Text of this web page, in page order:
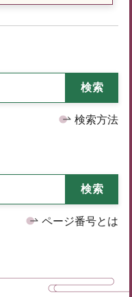
検索方法
ページ番号とは